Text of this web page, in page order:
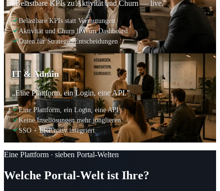
„Belastbare KPIs zu Aktivität und Churn — live."
Belastbare KPIs statt Vermutungen
Aktivität und Churn live im Dashboard
Daten für Strategie-Entscheidungen
IT & Admin
„Eine Plattform, ein Login, eine API."
Eine Plattform, ein Login, eine API
Keine Insellösungen mehr jonglieren
SSO + ERP nativ integriert
Eine Plattform · sieben Portal-Welten
Welche Portal-Welt ist Ihre?